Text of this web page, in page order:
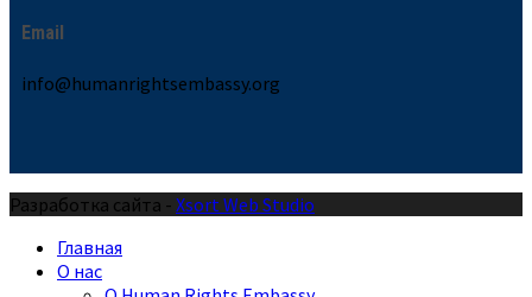
Email
info@humanrightsembassy.org
Разработка сайта - Xsort Web Studio
Главная
О нас